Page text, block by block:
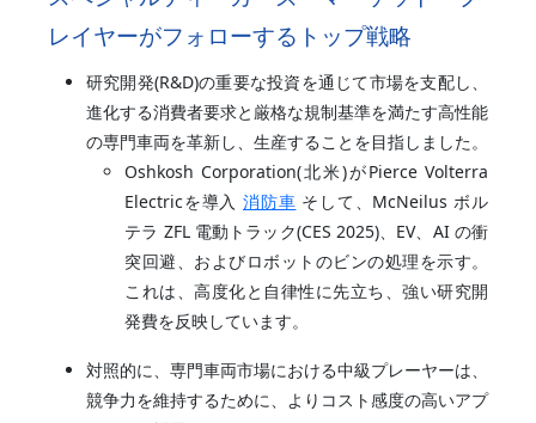
レイヤーがフォローするトップ戦略
研究開発(R&D)の重要な投資を通じて市場を支配し、
進化する消費者要求と厳格な規制基準を満たす高性能
の専門車両を革新し、生産することを目指しました。
Oshkosh Corporation(北米)がPierce Volterra
Electricを導入 消防車 そして、McNeilus ボル
テラ ZFL 電動トラック(CES 2025)、EV、AI の衝
突回避、およびロボットのビンの処理を示す。
これは、高度化と自律性に先立ち、強い研究開
発費を反映しています。
対照的に、専門車両市場における中級プレーヤーは、
競争力を維持するために、よりコスト感度の高いアプ